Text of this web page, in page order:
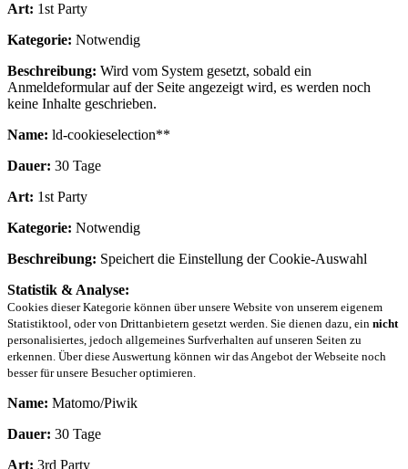
Art: 1st Party
Kategorie: Notwendig
Beschreibung: Wird vom System gesetzt, sobald ein
Anmeldeformular auf der Seite angezeigt wird, es werden noch
keine Inhalte geschrieben.
Name: ld-cookieselection**
Dauer: 30 Tage
Art: 1st Party
Kategorie: Notwendig
Beschreibung: Speichert die Einstellung der Cookie-Auswahl
Statistik & Analyse:
Cookies dieser Kategorie können über unsere Website von unserem eigenem
Statistiktool, oder von Drittanbietern gesetzt werden. Sie dienen dazu, ein nicht
personalisiertes, jedoch allgemeines Surfverhalten auf unseren Seiten zu
erkennen. Über diese Auswertung können wir das Angebot der Webseite noch
besser für unsere Besucher optimieren.
Name: Matomo/Piwik
Dauer: 30 Tage
Art: 3rd Party